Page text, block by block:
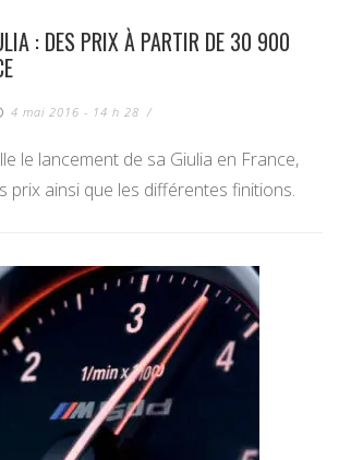
: DES PRIX À PARTIR DE 30 900
4 mai 2016 - 14 h 28 /
le lancement de sa Giulia en France,
prix ainsi que les différentes finitions.